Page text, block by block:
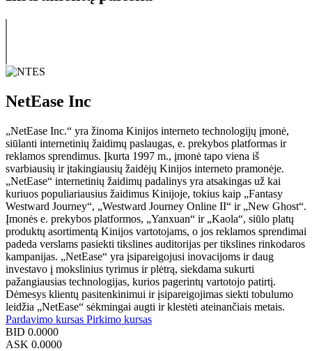
NetEase Inc
„NetEase Inc.“ yra žinoma Kinijos interneto technologijų įmonė,
siūlanti internetinių žaidimų paslaugas, e. prekybos platformas ir
reklamos sprendimus. Įkurta 1997 m., įmonė tapo viena iš
svarbiausių ir įtakingiausių žaidėjų Kinijos interneto pramonėje.
„NetEase“ internetinių žaidimų padalinys yra atsakingas už kai
kuriuos populiariausius žaidimus Kinijoje, tokius kaip „Fantasy
Westward Journey“, „Westward Journey Online II“ ir „New Ghost“.
Įmonės e. prekybos platformos, „Yanxuan“ ir „Kaola“, siūlo platų
produktų asortimentą Kinijos vartotojams, o jos reklamos sprendimai
padeda verslams pasiekti tikslines auditorijas per tikslines rinkodaros
kampanijas. „NetEase“ yra įsipareigojusi inovacijoms ir daug
investavo į mokslinius tyrimus ir plėtrą, siekdama sukurti
pažangiausias technologijas, kurios pagerintų vartotojo patirtį.
Dėmesys klientų pasitenkinimui ir įsipareigojimas siekti tobulumo
leidžia „NetEase“ sėkmingai augti ir klestėti ateinančiais metais.
Pardavimo kursas Pirkimo kursas
BID 0.0000
ASK 0.0000